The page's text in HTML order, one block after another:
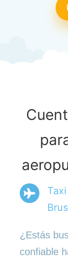
¿Estás
confiable